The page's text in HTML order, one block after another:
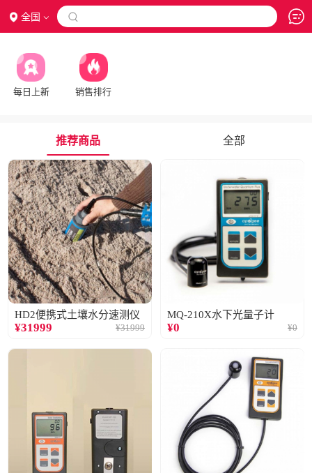
全国 
每日上新 销售排行
推荐商品 全部
HD2便携式土壤水分速测仪
¥31999 ¥31999
MQ-210X水下光量子计
¥0 ¥0